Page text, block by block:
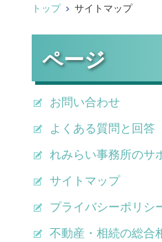
トップ サイトマップ
ページ
お問い合わせ
よくある質問と回答
れみらい事務所のサ
サイトマップ
プライバシーポリシ
不動産・相続の総合